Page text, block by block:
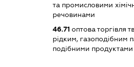
та промисловими
речовинами
46.71оптова торгівля
рідким, газоподібним
подібними продуктами